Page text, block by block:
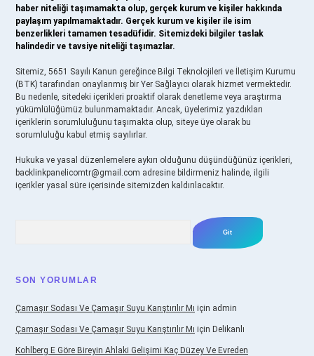
haber niteliği taşımamakta olup, gerçek kurum ve kişiler hakkında
paylaşım yapılmamaktadır. Gerçek kurum ve kişiler ile isim
benzerlikleri tamamen tesadüfidir. Sitemizdeki bilgiler taslak
halindedir ve tavsiye niteliği taşımazlar.
Sitemiz, 5651 Sayılı Kanun gereğince Bilgi Teknolojileri ve İletişim Kurumu
(BTK) tarafından onaylanmış bir Yer Sağlayıcı olarak hizmet vermektedir.
Bu nedenle, sitedeki içerikleri proaktif olarak denetleme veya araştırma
yükümlülüğümüz bulunmamaktadır. Ancak, üyelerimiz yazdıkları
içeriklerin sorumluluğunu taşımakta olup, siteye üye olarak bu
sorumluluğu kabul etmiş sayılırlar.
Hukuka ve yasal düzenlemelere aykırı olduğunu düşündüğünüz içerikleri,
backlinkpanelicomtr@gmail.com adresine bildirmeniz halinde, ilgili
içerikler yasal süre içerisinde sitemizden kaldırılacaktır.
SON YORUMLAR
Çamaşır Sodası Ve Çamaşır Suyu Karıştırılır Mı için admin
Çamaşır Sodası Ve Çamaşır Suyu Karıştırılır Mı için Delikanlı
Kohlberg E Göre Bireyin Ahlaki Gelişimi Kaç Düzey Ve Evreden